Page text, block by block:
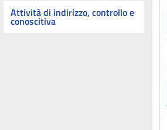
Attività di indirizzo, controllo e
conoscitiva